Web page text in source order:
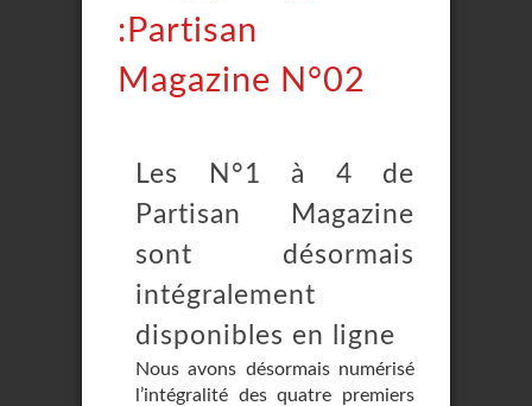
:Partisan
Magazine N°02
Les N°1 à 4 de
Partisan Magazine
sont désormais
intégralement
disponibles en ligne
Nous avons désormais numérisé
l’intégralité des quatre premiers